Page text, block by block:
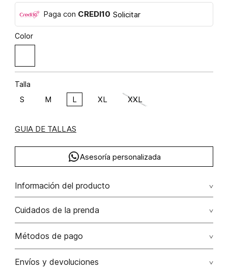
Paga con CREDI10 Solicitar
Color
Talla
S M L XL XXL
GUIA DE TALLAS
Asesoría personalizada
Información del producto
algodón 85% poliamida 15% 85.00% algodón/cotton15.00%
poliamida/polyamide
Cuidados de la prenda
Lavar a mano por separado / no dejar en remojo / no
Métodos de pago
Tarjetas de crédito: Visa, Dinners, Master Card y American
Envíos y devoluciones